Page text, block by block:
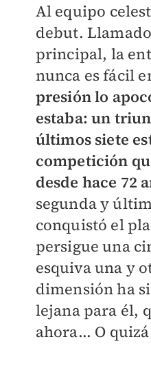
Al equipo
debut.
principal, la
nunca es fácil
presión lo
estaba: un
últimos siete
competición
desde hace 72
segunda y
conquistó el
persigue una
esquiva una y
dimensión ha
lejana para él,
ahora... O